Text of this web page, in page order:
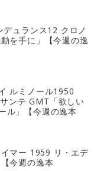
ュランス12 クロノ
を手に」【今週の逸
ルミノール1950
ンテ GMT「欲しい
ル」【今週の逸本
マー 1959 リ・エデ
今週の逸本